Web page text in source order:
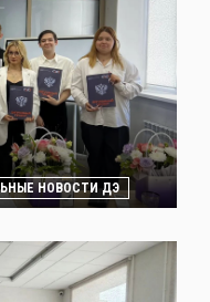
НОВОСТИ ДЭ